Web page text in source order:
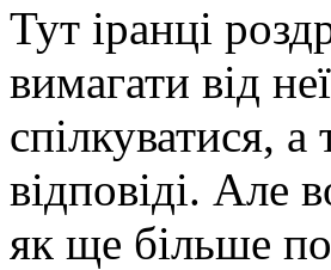
Тут іранці
вимагати від
спілкуватися, а
відповіді. Але
як ще більше